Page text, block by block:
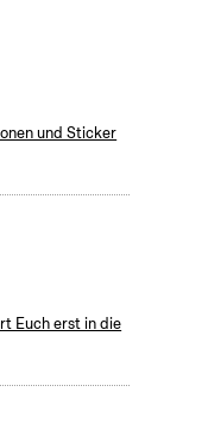
und Sticker
Euch erst in die